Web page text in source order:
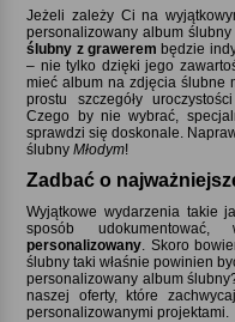
Jeżeli zależy Ci na
personalizowany album ślubny
ślubny z grawerem będzie
– nie tylko dzięki jego
mieć album na zdjęcia ślubne
prostu szczegóły
Czego by nie wybrać,
sprawdzi się doskonale.
ślubnyMłodym!
Zadbać o
Wyjątkowe wydarzenia takie
sposób
personalizowany . Skoro
ślubny taki właśnie powinien
personalizowany album
naszej oferty, które
personalizowanymi projektami.